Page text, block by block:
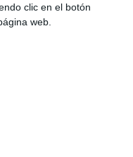
clic en el botón
web.